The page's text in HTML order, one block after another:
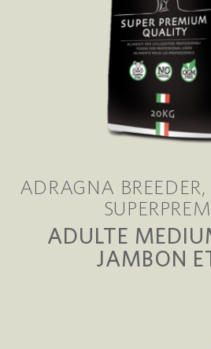
ADRAGNA BREEDER
ADULTE
JAMBON